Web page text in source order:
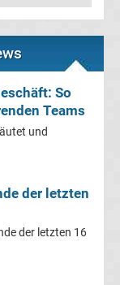
So
Teams
und
der letzten
der letzten 16